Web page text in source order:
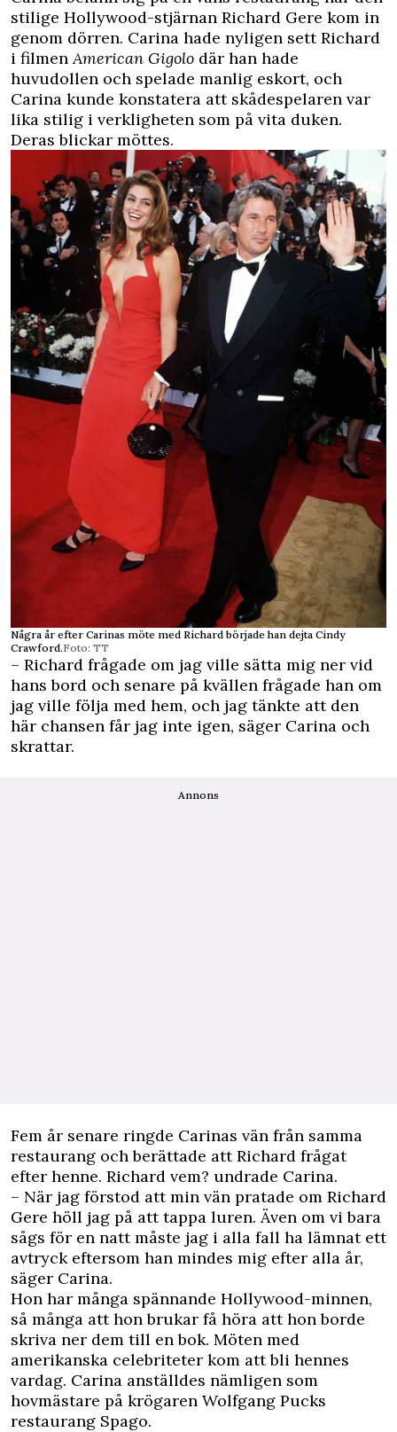
stilige Hollywood-stjärnan Richard Gere kom in
genom dörren. Carina hade nyligen sett Richard
i filmenAmerican Gigolo där han hade
huvudollen och spelade manlig eskort, och
Carina kunde konstatera att skådespelaren var
lika stilig i verkligheten som på vita duken.
Deras blickar möttes.
Några år efter Carinas möte med Richard började han dejta Cindy
Crawford.Foto: TT
– Richard frågade om jag ville sätta mig ner vid
hans bord och senare på kvällen frågade han om
jag ville följa med hem, och jag tänkte att den
här chansen får jag inte igen, säger Carina och
skrattar.
Annons
Fem år senare ringde Carinas vän från samma
restaurang och berättade att Richard frågat
efter henne. Richard vem? undrade Carina.
– När jag förstod att min vän pratade om Richard
Gere höll jag på att tappa luren. Även om vi bara
sågs för en natt måste jag i alla fall ha lämnat ett
avtryck eftersom han mindes mig efter alla år,
säger Carina.
Hon har många spännande Hollywood-minnen,
så många att hon brukar få höra att hon borde
skriva ner dem till en bok. Möten med
amerikanska celebriteter kom att bli hennes
vardag. Carina anställdes nämligen som
hovmästare på krögaren Wolfgang Pucks
restaurang Spago.